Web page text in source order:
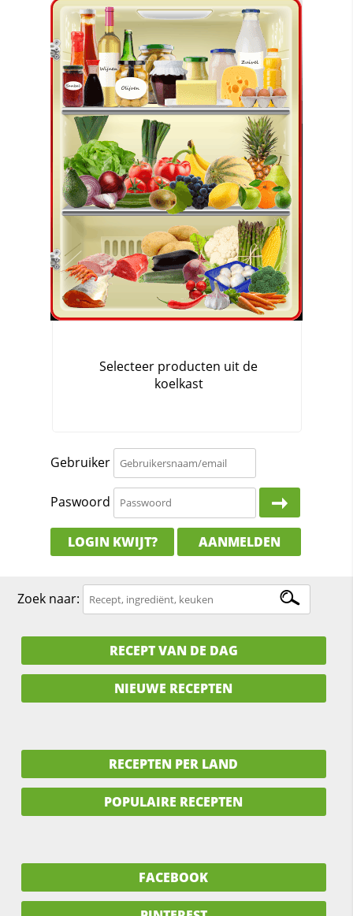
Gebruiker
Paswoord
LOGIN KWIJT? AANMELDEN
Zoek naar:
RECEPT VAN DE DAG
NIEUWE RECEPTEN
RECEPTEN PER LAND
POPULAIRE RECEPTEN
FACEBOOK